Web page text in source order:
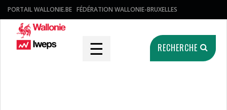
PORTAIL WALLONIE.BE FÉDÉRATION WALLONIE-BRUXELLES
☰ RECHERCHE